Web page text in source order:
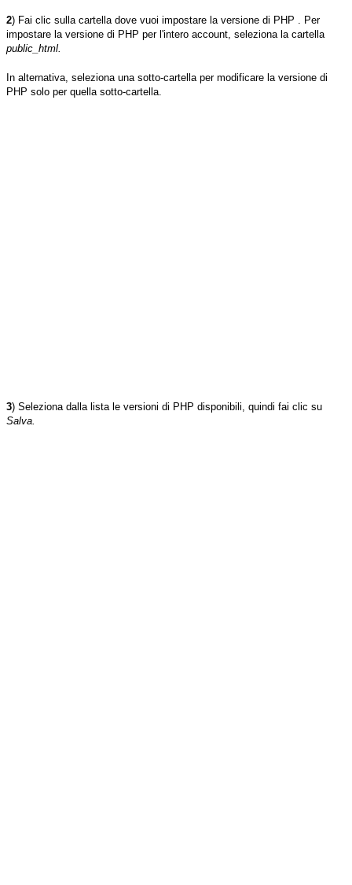
2) Fai clic sulla cartella dove vuoi impostare la versione di PHP . Per
impostare la versione di PHP per l'intero account, seleziona la cartella
public_html.
In alternativa, seleziona una sotto-cartella per modificare la versione di
PHP solo per quella sotto-cartella.
3) Seleziona dalla lista le versioni di PHP disponibili, quindi fai clic su
Salva.